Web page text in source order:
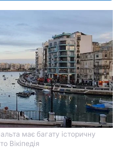
має багату історичну
Вікіпедія